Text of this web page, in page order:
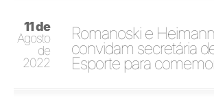
11 de
Agosto
de
2022
Romanoski e Heimann
convidam secretária
Esporte para